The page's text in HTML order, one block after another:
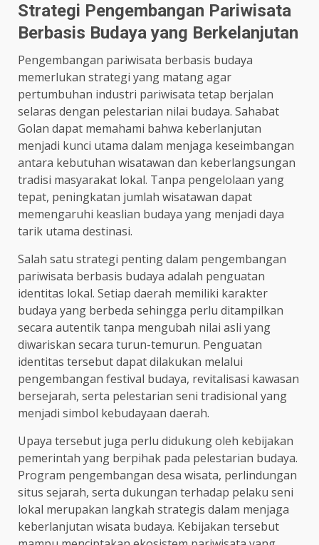
Strategi Pengembangan Pariwisata
Berbasis Budaya yang Berkelanjutan
Pengembangan pariwisata berbasis budaya
memerlukan strategi yang matang agar
pertumbuhan industri pariwisata tetap berjalan
selaras dengan pelestarian nilai budaya. Sahabat
Golan dapat memahami bahwa keberlanjutan
menjadi kunci utama dalam menjaga keseimbangan
antara kebutuhan wisatawan dan keberlangsungan
tradisi masyarakat lokal. Tanpa pengelolaan yang
tepat, peningkatan jumlah wisatawan dapat
memengaruhi keaslian budaya yang menjadi daya
tarik utama destinasi.
Salah satu strategi penting dalam pengembangan
pariwisata berbasis budaya adalah penguatan
identitas lokal. Setiap daerah memiliki karakter
budaya yang berbeda sehingga perlu ditampilkan
secara autentik tanpa mengubah nilai asli yang
diwariskan secara turun-temurun. Penguatan
identitas tersebut dapat dilakukan melalui
pengembangan festival budaya, revitalisasi kawasan
bersejarah, serta pelestarian seni tradisional yang
menjadi simbol kebudayaan daerah.
Upaya tersebut juga perlu didukung oleh kebijakan
pemerintah yang berpihak pada pelestarian budaya.
Program pengembangan desa wisata, perlindungan
situs sejarah, serta dukungan terhadap pelaku seni
lokal merupakan langkah strategis dalam menjaga
keberlanjutan wisata budaya. Kebijakan tersebut